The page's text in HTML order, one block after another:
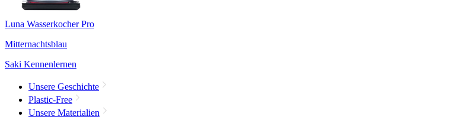
Luna Wasserkocher Pro
Mitternachtsblau
Saki Kennenlernen
Unsere Geschichte
Plastic-Free
Unsere Materialien